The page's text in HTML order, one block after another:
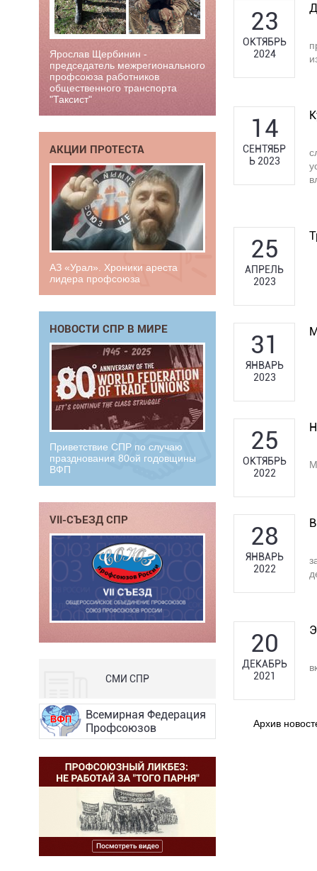
Ярослав Щербинин -
председатель межрегионального
профсоюза работников
общественного транспорта
"Таксист"
АКЦИИ ПРОТЕСТА
АЗ «Урал». Хроники ареста
лидера профсоюза
НОВОСТИ СПР В МИРЕ
Приветствие СПР по случаю
празднования 80ой годовщины
ВФП
VII-СЪЕЗД СПР
СМИ СПР
Всемирная Федерация
Профсоюзов
23
ОКТЯБРЬ
2024
14
СЕНТЯБР
Ь 2023
25
АПРЕЛЬ
2023
31
ЯНВАРЬ
2023
25
ОКТЯБРЬ
2022
28
ЯНВАРЬ
2022
20
ДЕКАБРЬ
2021
Архив